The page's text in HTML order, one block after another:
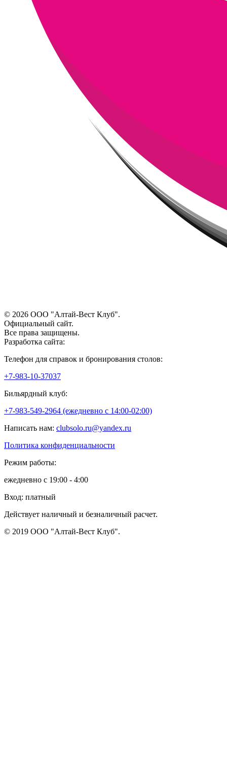
© 2026 ООО "Алтай-Вест Клуб".
Официальный сайт.
Все права защищены.
Разработка сайта:
Телефон для справок и бронирования столов:
+7-983-10-37037
Бильярдный клуб:
+7-983-549-2964 (ежедневно c 14:00-02:00)
Написать нам: clubsolo.ru@yandex.ru
Политика конфиденциальности
Режим работы:
ежедневно с 19:00 - 4:00
Вход: платный
Действует наличный и безналичный расчет.
© 2019 ООО "Алтай-Вест Клуб".